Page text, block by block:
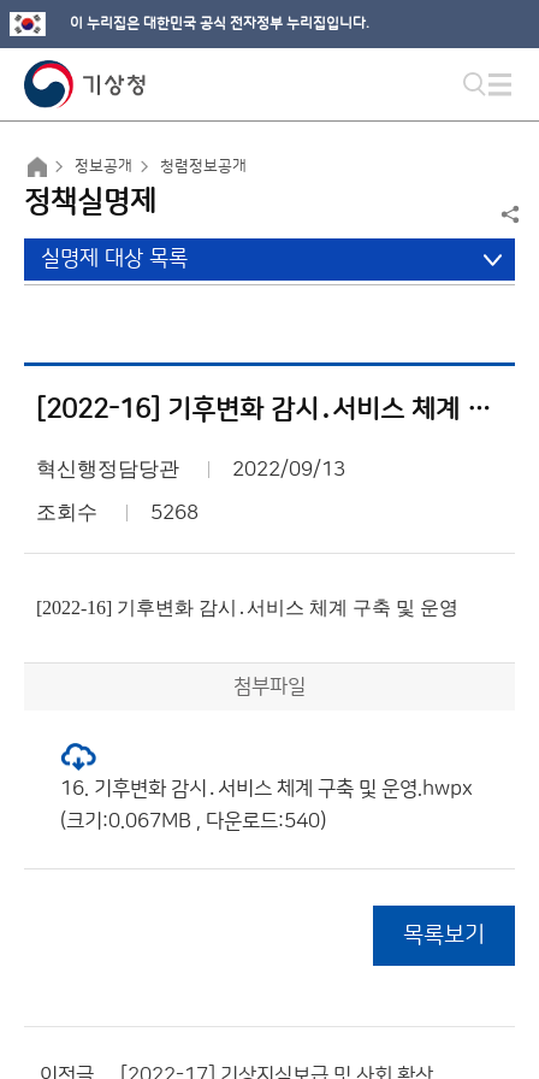
이 누리집은 대한민국 공식 전자정부 누리집입니다.
정보공개 청렴정보공개
정책실명제
실명제 대상 목록
[2022-16] 기후변화 감시․서비스 체계 구축 및 운영
혁신행정담당관 2022/09/13
조회수 5268
[2022-16] 기후변화 감시․서비스 체계 구축 및 운영
첨부파일
16. 기후변화 감시․서비스 체계 구축 및 운영.hwpx
(크기:0.067MB , 다운로드:540)
목록보기